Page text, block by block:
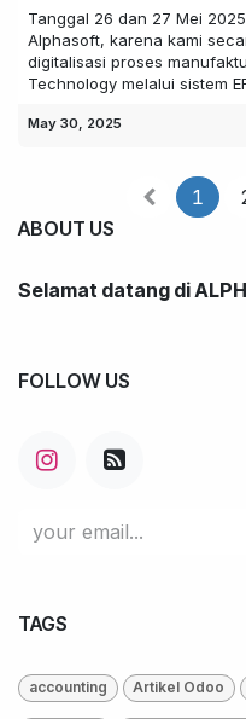
Tanggal 26 dan 27 Mei
Alphasoft, karena kami
digitalisasi proses
Technology melalui sistem
May 30, 2025
1
ABOUT US
Selamat datang di
FOLLOW US
TAGS
accounting Artikel Odoo